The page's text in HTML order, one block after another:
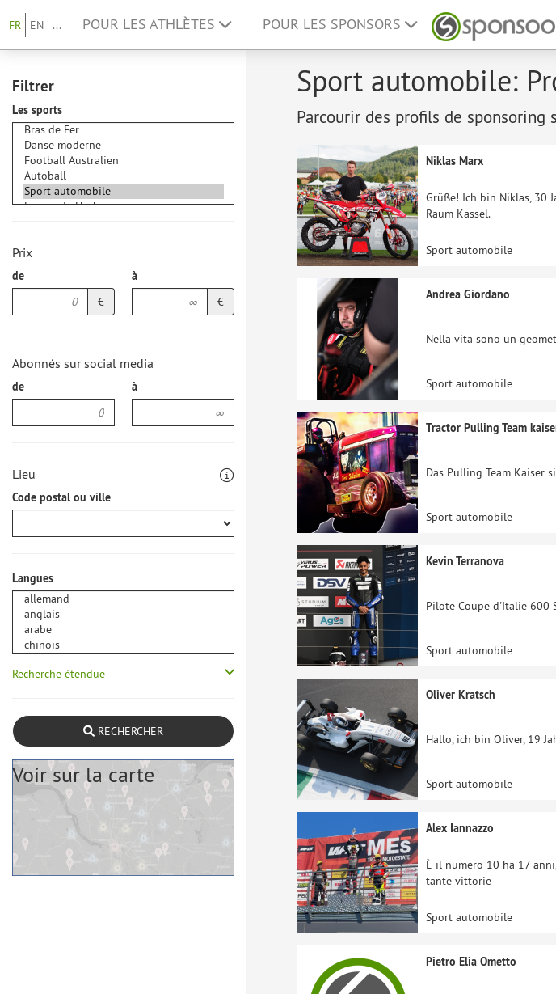
FR EN ... POUR LES ATHLÈTES POUR LES SPONSORS
Filtrer
Les sports
Prix
de
€
à
€
Abonnés sur social media
de à
Lieu
Code postal ou ville
Langues
Recherche étendue
RECHERCHER
Voir sur la carte
Sport automobile:
Parcourir des profils de
Niklas Marx
Grüße! Ich bin Niklas, 30
Raum Kassel.
Sport automobile
Andrea Giordano
Nella vita sono un
Sport automobile
Tractor Pulling Team
Das Pulling Team Kaiser
Sport automobile
Kevin Terranova
Pilote Coupe d'Italie 600
Sport automobile
Oliver Kratsch
Hallo, ich bin Oliver, 19
Sport automobile
Alex Iannazzo
È il numero 10 ha 17
tante vittorie
Sport automobile
Pietro Elia Ometto